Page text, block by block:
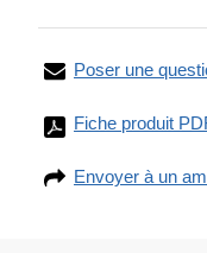
Poser une
Fiche produit
Envoyer à un